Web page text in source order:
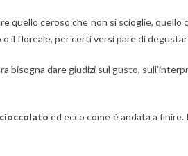
quello ceroso che non si scioglie, quello
il floreale, per certi versi pare di
bisogna dare giudizi sul gusto,
cioccolato ed ecco come è andata a